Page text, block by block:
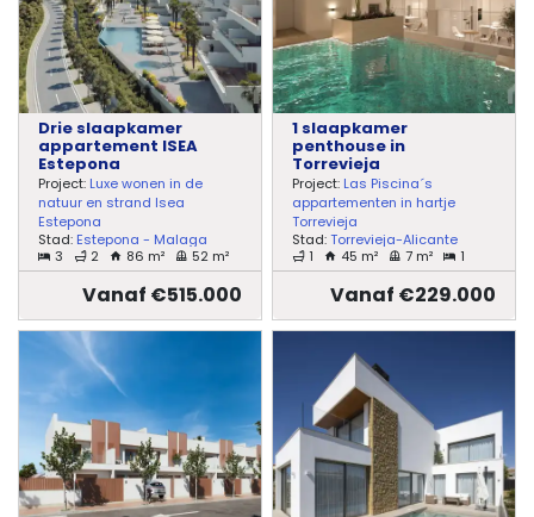
Drie slaapkamer
appartement ISEA
Estepona
Project: Luxe wonen in de
natuur en strand Isea
Estepona
Stad: Estepona - Malaga
3
2 86 m² 52 m²
Vanaf €515.000
1 slaapkamer
penthouse in
Torrevieja
Project: Las Piscina´s
appartementen in hartje
Torrevieja
Stad:Torrevieja-Alicante
1
45 m² 7 m² 1
Vanaf €229.000